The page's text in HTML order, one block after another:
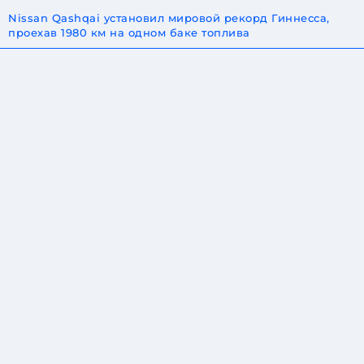
Nissan Qashqai установил мировой рекорд Гиннесса,
проехав 1980 км на одном баке топлива